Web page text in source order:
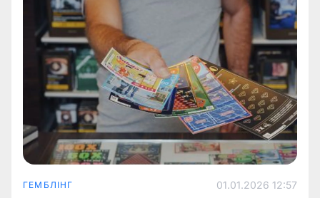
ГЕМБЛІНГ 01.01.2026 12:57